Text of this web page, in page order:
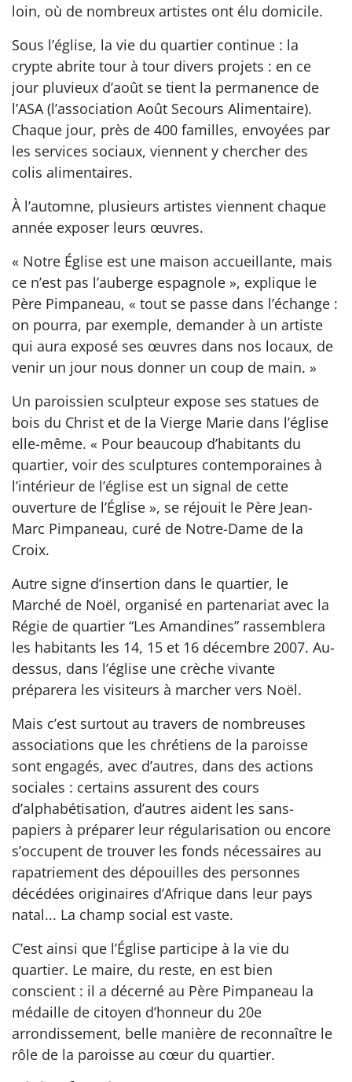
loin, où de nombreux artistes ont élu domicile.
Sous l’église, la vie du quartier continue : la
crypte abrite tour à tour divers projets : en ce
jour pluvieux d’août se tient la permanence de
l’ASA (l’association Août Secours Alimentaire).
Chaque jour, près de 400 familles, envoyées par
les services sociaux, viennent y chercher des
colis alimentaires.
À l’automne, plusieurs artistes viennent chaque
année exposer leurs œuvres.
« Notre Église est une maison accueillante, mais
ce n’est pas l’auberge espagnole », explique le
Père Pimpaneau, « tout se passe dans l’échange :
on pourra, par exemple, demander à un artiste
qui aura exposé ses œuvres dans nos locaux, de
venir un jour nous donner un coup de main. »
Un paroissien sculpteur expose ses statues de
bois du Christ et de la Vierge Marie dans l’église
elle-même. « Pour beaucoup d’habitants du
quartier, voir des sculptures contemporaines à
l’intérieur de l’église est un signal de cette
ouverture de l’Église », se réjouit le Père Jean-
Marc Pimpaneau, curé de Notre-Dame de la
Croix.
Autre signe d’insertion dans le quartier, le
Marché de Noël, organisé en partenariat avec la
Régie de quartier “Les Amandines” rassemblera
les habitants les 14, 15 et 16 décembre 2007. Au-
dessus, dans l’église une crèche vivante
préparera les visiteurs à marcher vers Noël.
Mais c’est surtout au travers de nombreuses
associations que les chrétiens de la paroisse
sont engagés, avec d’autres, dans des actions
sociales : certains assurent des cours
d’alphabétisation, d’autres aident les sans-
papiers à préparer leur régularisation ou encore
s’occupent de trouver les fonds nécessaires au
rapatriement des dépouilles des personnes
décédées originaires d’Afrique dans leur pays
natal... La champ social est vaste.
C’est ainsi que l’Église participe à la vie du
quartier. Le maire, du reste, en est bien
conscient : il a décerné au Père Pimpaneau la
médaille de citoyen d’honneur du 20e
arrondissement, belle manière de reconnaître le
rôle de la paroisse au cœur du quartier.